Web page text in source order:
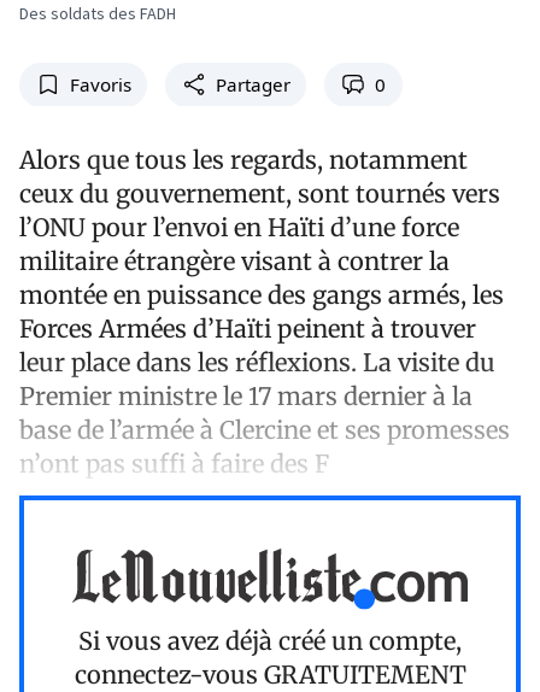
Des soldats des FADH
Favoris Partager 0
Alors que tous les regards, notamment
ceux du gouvernement, sont tournés vers
l’ONU pour l’envoi en Haïti d’une force
militaire étrangère visant à contrer la
montée en puissance des gangs armés, les
Forces Armées d’Haïti peinent à trouver
leur place dans les réflexions. La visite du
Premier ministre le 17 mars dernier à la
base de l’armée à Clercine et ses promesses
n’ont pas suffi à faire des F
Si vous avez déjà créé un compte,
connectez-vous GRATUITEMENT